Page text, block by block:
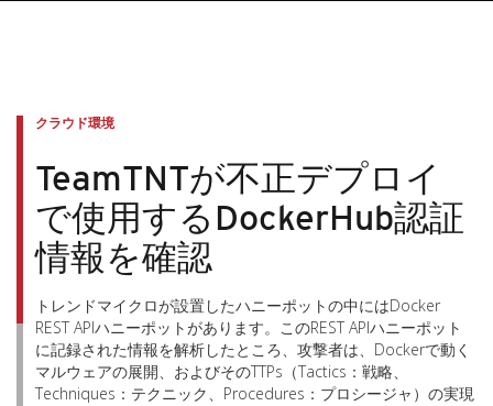
クラウド環境
TeamTNTが不正デプロイ
で使用するDockerHub認証
情報を確認
トレンドマイクロが設置したハニーポットの中にはDocker
REST APIハニーポットがあります。このREST APIハニーポット
に記録された情報を解析したところ、攻撃者は、Dockerで動く
マルウェアの展開、およびそのTTPs（Tactics：戦略、
Techniques：テクニック、Procedures：プロシージャ）の実現